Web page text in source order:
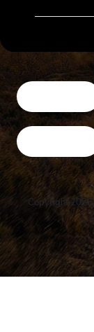
Copyright 2026